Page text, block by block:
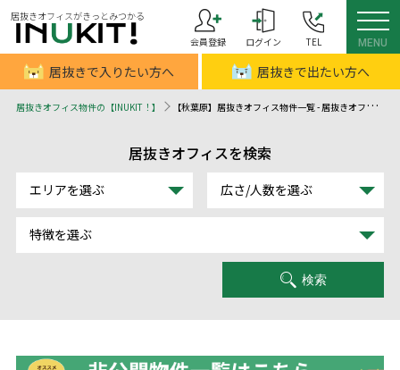
居抜きオフィスがきっとみつかる
会員登録
ログイン TEL MENU
居抜きで入りたい方へ 居抜きで出たい方へ
居抜きオフィス物件の【INUKIT！】 【秋葉原】居抜きオフィス物件一覧 - 居抜きオフィスはINUKIT！（イヌキット）
居抜きオフィスを検索
エリアを選ぶ 広さ/人数を選ぶ
特徴を選ぶ
検索